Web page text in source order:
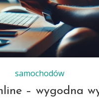
samochodów
– wygodna